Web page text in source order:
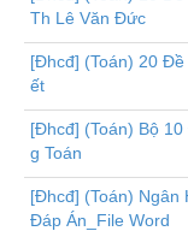
Th Lê Văn Đức
[Đhcđ] (Toán) 20
ết
[Đhcđ] (Toán) Bộ
g Toán
[Đhcđ] (Toán) Ngân
Đáp Án_File Word